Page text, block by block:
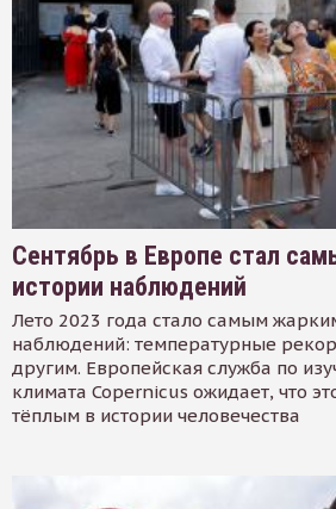
Сентябрь в Европе стал
истории наблюдений
Лето 2023 года стало самым
наблюдений: температурные
другим. Европейская служба по
климата Copernicus ожидает, что
тёплым в истории человечества